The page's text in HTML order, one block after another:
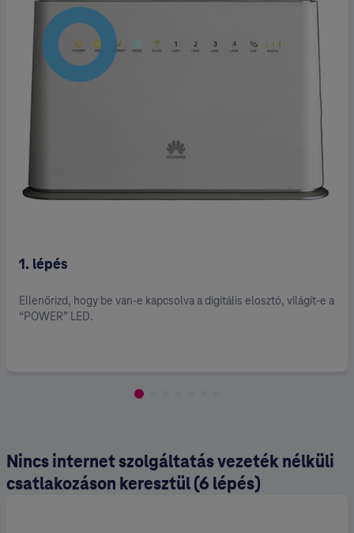
1. lépés
Ellenőrizd, hogy be van-e kapcsolva a digitális elosztó, világít-e a
“POWER” LED.
Nincs internet szolgáltatás vezeték nélküli
csatlakozáson keresztül (6 lépés)